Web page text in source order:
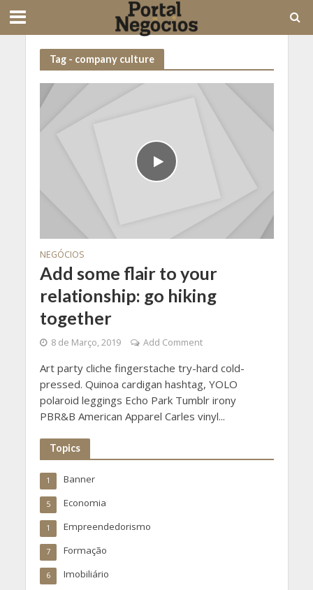
Tag - company culture
NEGÓCIOS
Add some flair to your
relationship: go hiking
together
8 de Março, 2019 Add Comment
Art party cliche fingerstache try-hard cold-
pressed. Quinoa cardigan hashtag, YOLO
polaroid leggings Echo Park Tumblr irony
PBR&B American Apparel Carles vinyl...
Topics
Banner
1
Economia
5
Empreendedorismo
1
Formação
7
Imobiliário
6